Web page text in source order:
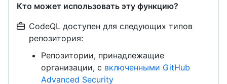
Кто может использовать эту функцию?
CodeQL доступен для следующих типов
репозитория:
Репозитории, принадлежащие
организации, с включенными GitHub
Advanced Security